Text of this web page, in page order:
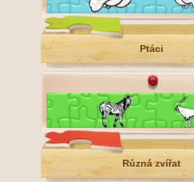
Ptáci
Různá zvířat